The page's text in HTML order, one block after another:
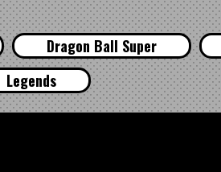
Dragon Ball Super
Legends